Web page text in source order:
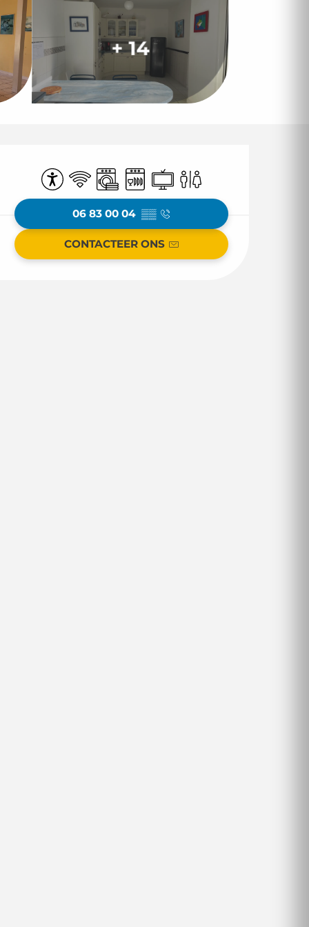
+ 14
Openingstijden
Toegankelijkheid
Wifi Wasmachine
Vaatwassers
TelevisieToiletten
06 83 00 04 ▒▒
CONTACTEER ONS